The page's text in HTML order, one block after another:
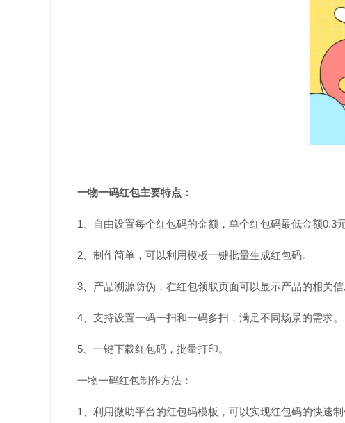
一物一码红包主要特点：
1、自由设置每个红包码的金额，单个红包码最低金额0.3
2、制作简单，可以利用模板一键批量生成红包码。
3、产品溯源防伪，在红包领取页面可以显示产品的相关
4、支持设置一码一扫和一码多扫，满足不同场景的需求。
5、一键下载红包码，批量打印。
一物一码红包制作方法：
1、利用微助平台的红包码模板，可以实现红包码的快速